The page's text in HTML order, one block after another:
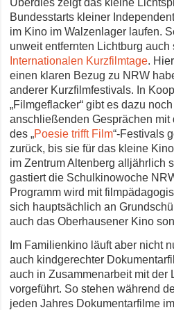
Bundesstarts kleiner
im Kino im Walzenlager laufen.
unweit entfernten Lichtburg
Internationalen Kurzfilmtage .
einen klaren Bezug zu NRW
anderer Kurzfilmfestivals. In
„Filmgeflacker“ gibt es dazu
anschließenden Gesprächen
des „ Poesie trifft Film“-Festivals
zurück, bis sie für das kleine
im Zentrum Altenberg alljährlich
gastiert die Schulkinowoche
Programm wird mit
sich hauptsächlich an
auch das Oberhausener Kino
Im Familienkino läuft aber nicht
auch kindgerechter
auch in Zusammenarbeit mit der
vorgeführt. So stehen während
jeden Jahres Dokumentarfilme